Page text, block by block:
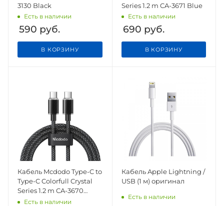
3130 Black
Есть в наличии
590 руб.
В КОРЗИНУ
Series 1.2 m CA-3671 Blue
Есть в наличии
690 руб.
В КОРЗИНУ
Кабель Mcdodo Type-C to
Type-C Colorfull Crystal
Series 1.2 m CA-3670
Black
Есть в наличии
Кабель Apple Lightning /
USB (1 м) оригинал
Есть в наличии